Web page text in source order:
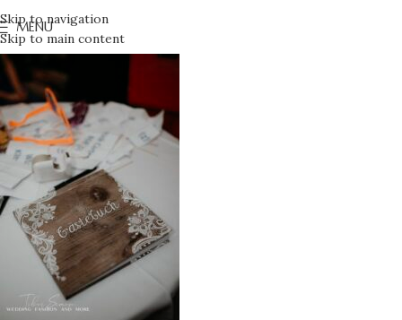
Skip to navigation
Skip to main content
MENU